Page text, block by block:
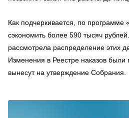
Как подчеркивается, по программе
сэкономить более 590 тысяч
рассмотрела распределение этих
Изменения в Реестре наказов
вынесут на утверждение Собрания.